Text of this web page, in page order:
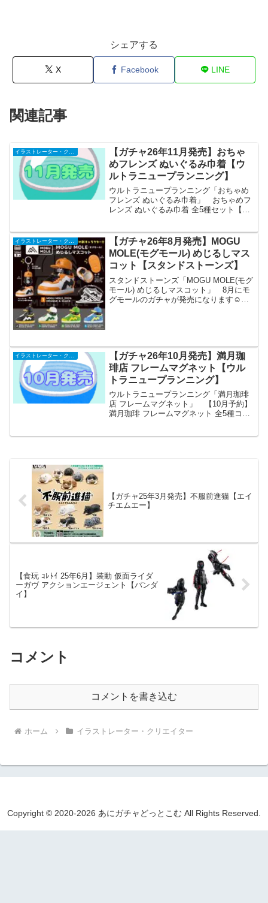
シェアする
X Facebook LINE
関連記事
【ガチャ26年11月発売】おちゃ
めフレンズ ぬいぐるみ巾着【ウ
ルトラニュープランニング】
ウルトラニュープランニング「おちゃめ
フレンズ ぬいぐるみ巾着」 おちゃめフ
レンズ ぬいぐるみ巾着 全5種セット【フ
全国のカプセルトイ売り場から発売され
ます。 ...
イラストレーター・クリエイター
【ガチャ26年8月発売】MOGU
MOLE(モグモール) めじるしマス
コット【スタンドストーンズ】
スタンドストーンズ「MOGU MOLE(モグ
モール) めじるしマスコット」 8月にモ
グモールのガチャが発売になります☺️可
【ガチャ26年10月発売】満月珈
琲店 フレームマグネット【ウル
トラニュープランニング】
ウルトラニュープランニング「満月珈琲
店 フレームマグネット」 【10月予約】
満月珈琲 フレームマグネット 全5種コン
【ガチャ25年3月発売】不服前進猫【エイ
チエムエー】
【食玩 ｺﾚﾄｲ 25年6月】装動 仮面ライダ
ーガヴ アクションエージェント【バンダ
イ】
コメント
コメントを書き込む
ホーム イラストレーター・クリエイター
Copyright © 2020-2026 あにガチャどっとこむ All Rights Reserved.